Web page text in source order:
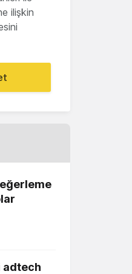
ilişkin
adtech